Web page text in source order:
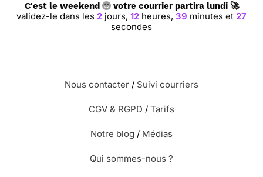
C'est le weekend votre courrier partira lundi 🚀
validez-le dans les 2jours, 12heures, 39 minutes et 26
secondes
Nous contacter / Suivi courriers
CGV & RGPD / Tarifs
Notre blog / Médias
Qui sommes-nous ?